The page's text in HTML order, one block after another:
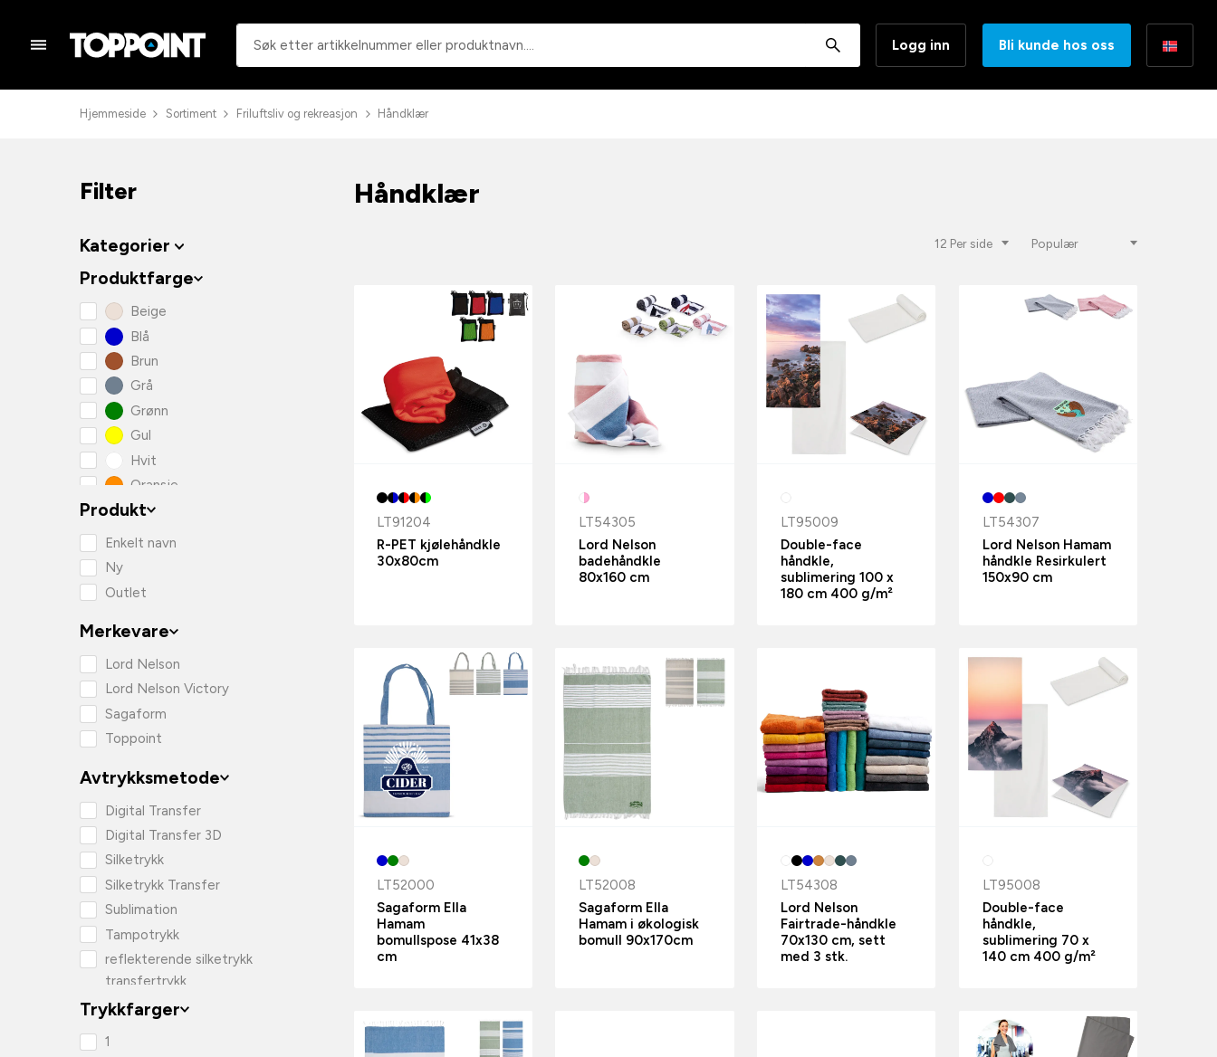
Logg inn Bli kunde hos oss
Hjemmeside Sortiment Friluftsliv og rekreasjon Håndklær
Håndklær
LT91204
R-PET kjølehåndkle
30x80cm
LT54305
Lord Nelson
badehåndkle
80x160 cm
LT95009
Double-face
håndkle,
sublimering 100 x
180 cm 400 g/m²
LT54307
Lord Nelson Hamam
håndkle Resirkulert
150x90 cm
LT52000
Sagaform Ella
Hamam
bomullspose 41x38
cm
LT52008
Sagaform Ella
Hamam i økologisk
bomull 90x170cm
LT54308
Lord Nelson
Fairtrade-håndkle
70x130 cm, sett
med 3 stk.
LT95008
Double-face
håndkle,
sublimering 70 x
140 cm 400 g/m²
Filter
Kategorier
Produktfarge
Beige
Blå
Brun
Grå
Grønn
Gul
Hvit
Oransje
Rosa
Rød
Produkt
Enkelt navn
Ny
Outlet
Merkevare
Lord Nelson
Lord Nelson Victory
Sagaform
Toppoint
Avtrykksmetode
Digital Transfer
Digital Transfer 3D
Silketrykk
Silketrykk Transfer
Sublimation
Tampotrykk
reflekterende silketrykk
transfertrykk
Trykkfarger
1